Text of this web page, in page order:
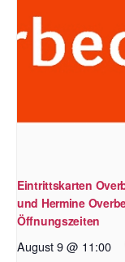
Eintrittskarten
und Hermine
Öffnungszeiten
August 9 @ 11:00